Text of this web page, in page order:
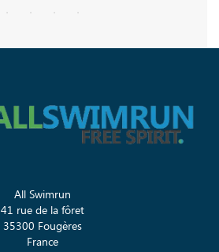
All Swimrun
41 rue de la fôret
35300 Fougères
France